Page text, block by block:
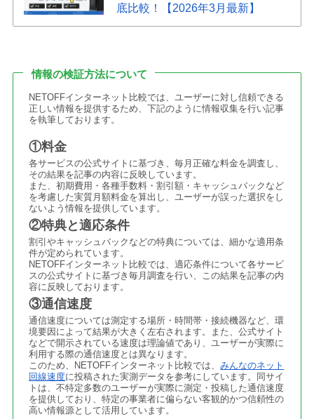
底比較！【2026年3月最新】
情報の検証方法について
NETOFFインターネット比較では、ユーザーに対し信頼できる
正しい情報を提供するため、下記のように情報収集を行い記事
を執筆しております。
①料金
各サービスの公式サイトに基づき、毎月正確な料金を調査し、
その結果を記事の内容に反映しています。
また、初期費用・各種手数料・割引額・キャッシュバックなど
を考慮した実質月額料金を算出し、ユーザーが誤った選択をし
ないよう情報を提供しています。
②特典と適応条件
割引やキャッシュバックなどの特典については、細かな適用条
件が定められています。
NETOFFインターネット比較では、適応条件について各サービ
スの公式サイトに基づき毎月調査を行い、この結果を記事の内
容に反映しております。
③通信速度
通信速度については測定する場所・時間帯・接続機器など、環
境要因によって結果が大きく左右されます。また、公式サイト
などで開示されている速度は理論値であり、ユーザーが実際に
利用する際の通信速度とは異なります。
このため、NETOFFインターネット比較では、みんなのネット
回線速度に投稿された実測データを参考にしています。同サイ
トは、不特定多数のユーザーが実際に測定・投稿した通信速度
を提供しており、特定の事業者に偏らない客観的かつ信頼性の
高い情報源として活用しています。